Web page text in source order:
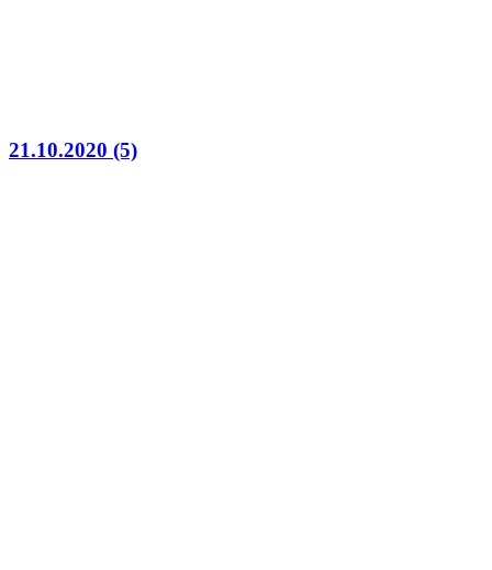
21.10.2020 (5)